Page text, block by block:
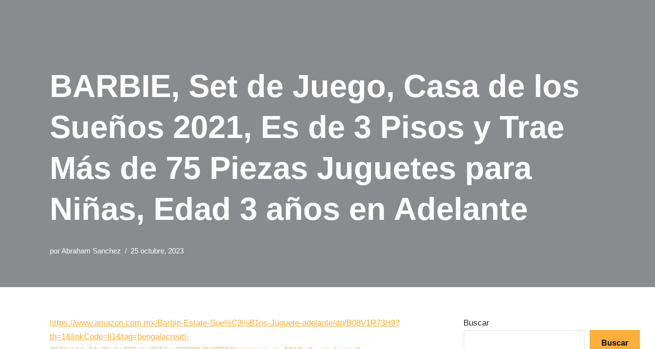
BARBIE, Set de Juego, Casa de los
Sueños 2021, Es de 3 Pisos y Trae
Más de 75 Piezas Juguetes para
Niñas, Edad 3 años en Adelante
porAbraham Sanchez 25 octubre, 2023
https://www.amazon.com.mx/Barbie-Estate-Sue%C3%B1os-Juguete-adelante/dp/B08V1R73H9?
th=1&linkCode=ll1&tag=bengalacreati-
Buscar
Buscar